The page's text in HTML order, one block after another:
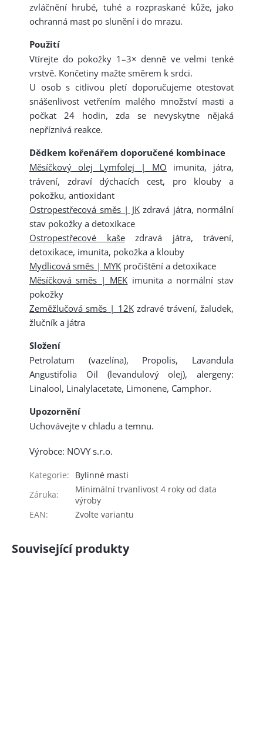
zvláčnění hrubé, tuhé a rozpraskané kůže, jako
ochranná mast po slunění i do mrazu.
Použití
Vtírejte do pokožky 1–3× denně ve velmi tenké
vrstvě. Končetiny mažte směrem k srdci.
U osob s citlivou pletí doporučujeme otestovat
snášenlivost vetřením malého množství masti a
počkat 24 hodin, zda se nevyskytne nějaká
nepříznivá reakce.
Dědkem kořenářem doporučené kombinace
Měsíčkový olej Lymfolej | MO imunita, játra,
trávení, zdraví dýchacích cest, pro klouby a
pokožku, antioxidant
Ostropestřecová směs | JKzdravá játra, normální
stav pokožky a detoxikace
Ostropestřecové kašezdravá játra, trávení,
detoxikace, imunita, pokožka a klouby
Mydlicová směs | MYK pročištění a detoxikace
Měsíčková směs | MEK imunita a normální stav
pokožky
Zeměžlučová směs | 12Kzdravé trávení, žaludek,
žlučník a játra
Složení
Petrolatum (vazelína), Propolis, Lavandula
Angustifolia Oil (levandulový olej), alergeny:
Linalool, Linalylacetate, Limonene, Camphor.
Upozornění
Uchovávejte v chladu a temnu.
Výrobce: NOVY s.r.o.
Kategorie:
Bylinné masti
Záruka:
Minimální trvanlivost 4 roky od data
výroby
EAN: Zvolte variantu
Související produkty